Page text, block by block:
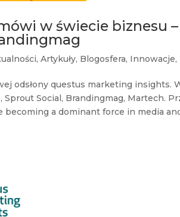
w świecie biznesu
,Artykuły, Blogosfera, Innowacje,
odsłony questus marketing insights.
Sprout Social, Brandingmag, Martech.
becoming a dominant force in media